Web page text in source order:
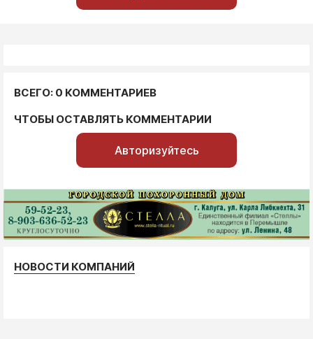
ВСЕГО: 0 КОММЕНТАРИЕВ
ЧТОБЫ ОСТАВЛЯТЬ КОММЕНТАРИИ
Авторизуйтесь
НОВОСТИ КОМПАНИЙ